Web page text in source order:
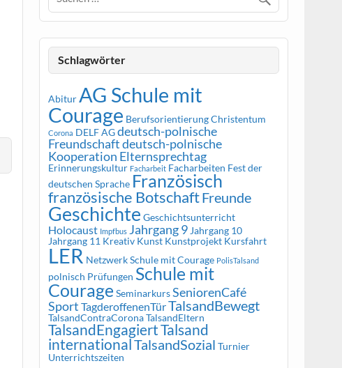
Schlagwörter
AbiturAG Schule mit
Courage BerufsorientierungChristentum
Corona DELF AGdeutsch-polnische
Freundschaftdeutsch-polnische
Kooperation Elternsprechtag
Erinnerungskultur Facharbeit Facharbeiten Fest der
deutschen Sprache Französisch
französische BotschaftFreunde
Geschichte Geschichtsunterricht
Holocaust Impfbus Jahrgang 9 Jahrgang 10
Jahrgang 11 Kreativ Kunst Kunstprojekt Kursfahrt
LER Netzwerk Schule mit Courage PolisTalsand
polnisch Prüfungen Schule mit
Courage SeminarkursSeniorenCafé
Sport TagderoffenenTürTalsandBewegt
TalsandContraCoronaTalsandEltern
TalsandEngagiertTalsand
internationalTalsandSozial Turnier
Unterrichtszeiten